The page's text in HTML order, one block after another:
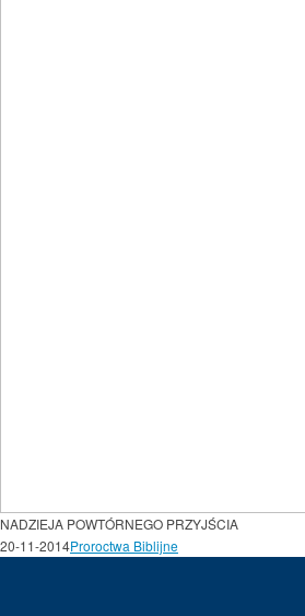
NADZIEJA POWTÓRNEGO PRZYJŚCIA
20-11-2014Proroctwa Biblijne